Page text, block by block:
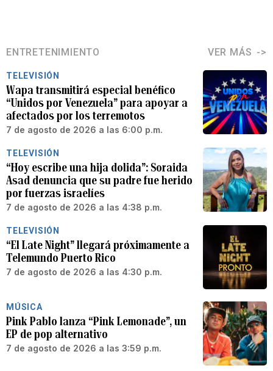
ENTRETENIMIENTO VER MÁS
TELEVISIÓN
Wapa transmitirá especial benéfico
“Unidos por Venezuela” para apoyar a
afectados por los terremotos
7 de agosto de 2026 a las 6:00 p.m.
TELEVISIÓN
“Hoy escribe una hija dolida”: Soraida
Asad denuncia que su padre fue herido
por fuerzas israelíes
7 de agosto de 2026 a las 4:38 p.m.
TELEVISIÓN
“El Late Night” llegará próximamente a
Telemundo Puerto Rico
7 de agosto de 2026 a las 4:30 p.m.
MÚSICA
Pink Pablo lanza “Pink Lemonade”, un
EP de pop alternativo
7 de agosto de 2026 a las 3:59 p.m.